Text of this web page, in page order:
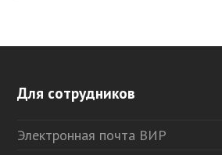
Для сотрудников
Электронная почта ВИР